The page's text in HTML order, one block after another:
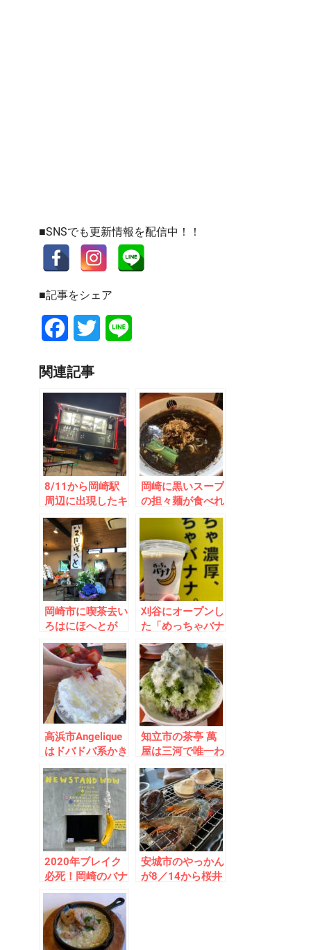
■SNSでも更新情報を配信中！！
■記事をシェア
FacebookTwitter
関連記事
8/11から岡崎駅
周辺に出現したキ
ッチンカー
「porta_felice」
の正体に迫った！
岡崎に黒いスープ
の担々麺が食べれ
る「麺場さかき
や」が5/1にオー
プン！担々麺が超
絶濃厚！
岡崎市に喫茶去い
ろはにほへとが
6/20オープン！
茶の湯のごとく
THE風流だった！
刈谷にオープンし
た「めっちゃバナ
ナ」に大行列！濃
厚で美味！チンチ
ロ割引システムが
面白い！
高浜市Angelique
はドバドバ系かき
氷が食べれる貴重
な店！抹茶ティラ
ミスも絶品！
知立市の茶亭 萬
屋は三河で唯一わ
びさびを体感でき
るレアスポット！
「夏の富士山」氷
が絶品
2020年ブレイク
必死！岡崎のバナ
ナジュース専門店
NEW STAND
WOWがアツイ！
安城市のやっかん
が8／14から桜井